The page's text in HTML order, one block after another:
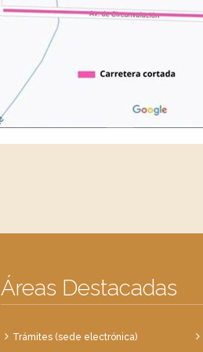
Áreas Destacadas
Trámites (sede electrónica)